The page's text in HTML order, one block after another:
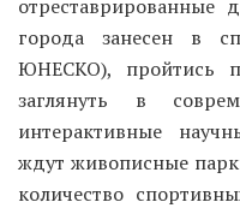
отреставрированные
города занесен в
ЮНЕСКО), пройтись
заглянуть в
интерактивные
ждут живописные
количество